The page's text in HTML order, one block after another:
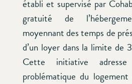
établi et supervisé par
gratuité de
moyennant des temps de
d’un loyer dans la limite de
Cette initiative
problématique du